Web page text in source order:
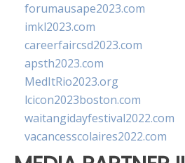
forumausape2023.com
imkl2023.com
careerfaircsd2023.com
apsth2023.com
MedItRio2023.org
lcicon2023boston.com
waitangidayfestival2022.com
vacancesscolaires2022.com